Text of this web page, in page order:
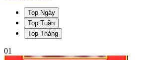
Top Ngày
Top Tuần
Top Tháng
01